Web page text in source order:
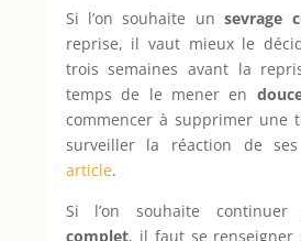
Si l’on souhaite unsevrage
reprise, il vaut mieux le
trois semaines avant la
temps de le mener en
commencer à supprimer une
surveiller la réaction de
article.
Si l’on souhaite continuer
complet, il faut se renseigner